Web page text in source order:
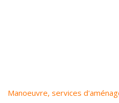
Manoeuvre, services